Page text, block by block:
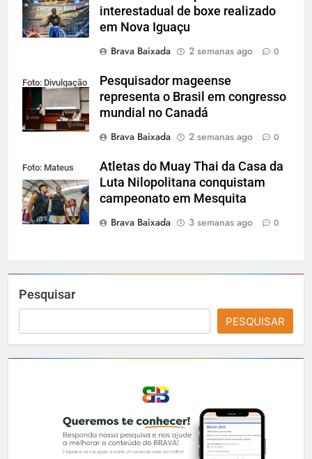
interestadual de boxe realizado
em Nova Iguaçu
Brava Baixada
2 semanas ago 0
Foto: Divulgação
Pesquisador mageense
representa o Brasil em congresso
mundial no Canadá
Brava Baixada
2 semanas ago 0
Foto: Mateus
Carvalho / PMN
Atletas do Muay Thai da Casa da
Luta Nilopolitana conquistam
campeonato em Mesquita
Brava Baixada
3 semanas ago 0
Pesquisar
PESQUISAR